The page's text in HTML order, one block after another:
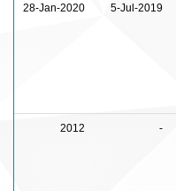
28-Jan-2020 5-Jul-2019
2012 -